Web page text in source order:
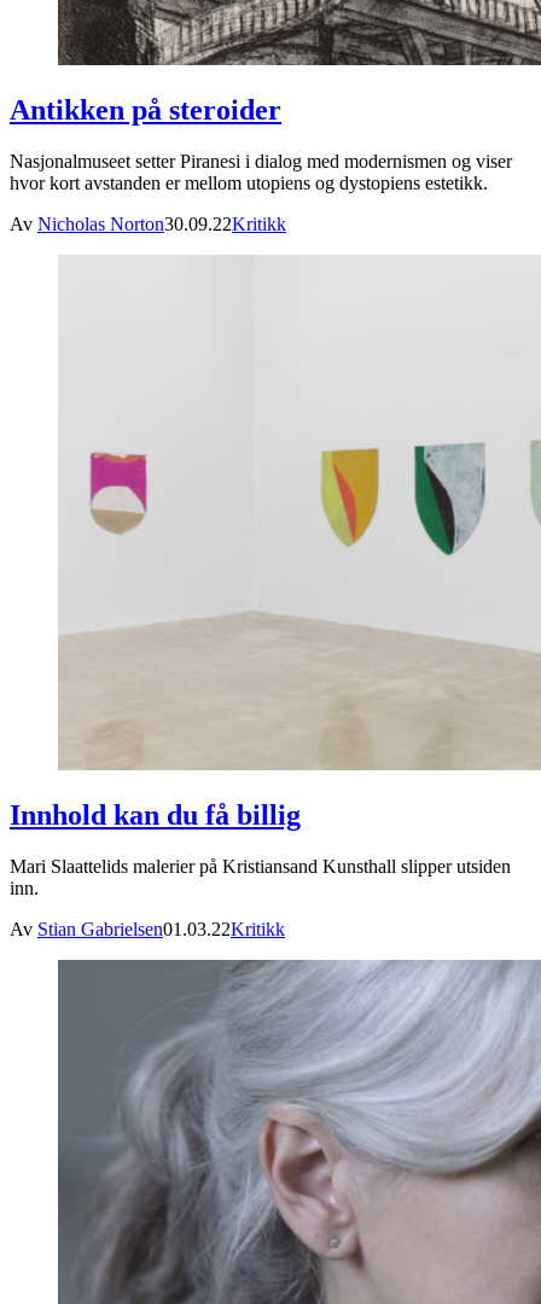
Antikken på steroider
Nasjonalmuseet setter Piranesi i dialog med modernismen og viser
hvor kort avstanden er mellom utopiens og dystopiens estetikk.
Av Nicholas Norton30.09.22Kritikk
Innhold kan du få billig
Mari Slaattelids malerier på Kristiansand Kunsthall slipper utsiden
inn.
Av Stian Gabrielsen01.03.22Kritikk